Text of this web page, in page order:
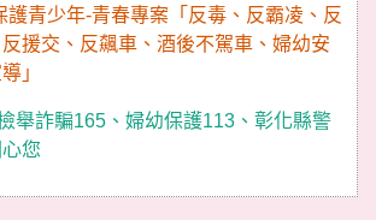
護青少年-青春專案「反毒、反霸凌、反
援交、反飆車、酒後不駕車、婦幼安
」
舉詐騙165、婦幼保護113、彰化縣警
您